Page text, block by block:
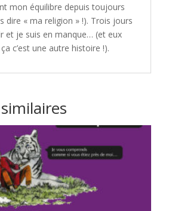
mon équilibre depuis toujours
dire « ma religion » !). Trois jours
et je suis en manque… (et eux
c’est une autre histoire !).